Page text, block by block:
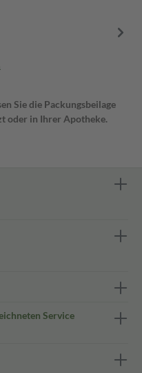
Sie die Packungsbeilage
oder in Ihrer Apotheke.
Service